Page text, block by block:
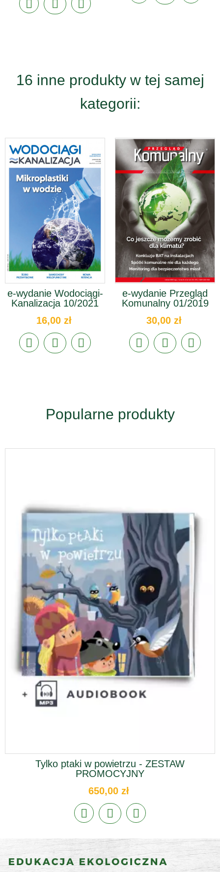
16 inne produkty w tej samej
kategorii:
e-wydanie Wodociągi-
Kanalizacja 10/2021
16,00 zł
e-wydanie Przegląd
Komunalny 01/2019
30,00 zł
Popularne produkty
Tylko ptaki w powietrzu - ZESTAW
PROMOCYJNY
650,00 zł